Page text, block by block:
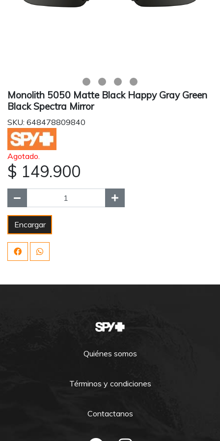
Monolith 5050 Matte Black Happy Gray Green
Black Spectra Mirror
SKU: 648478809840
Agotado.
$ 149.900
Encargar
Quiénes somos
Términos y condiciones
Contactanos